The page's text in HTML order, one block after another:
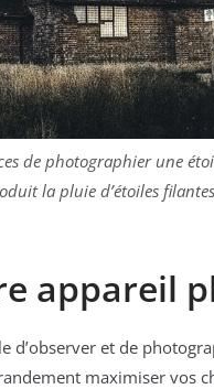
de photographier une
la pluie d’étoiles filantes
appareil
d’observer et de
maximiser vos